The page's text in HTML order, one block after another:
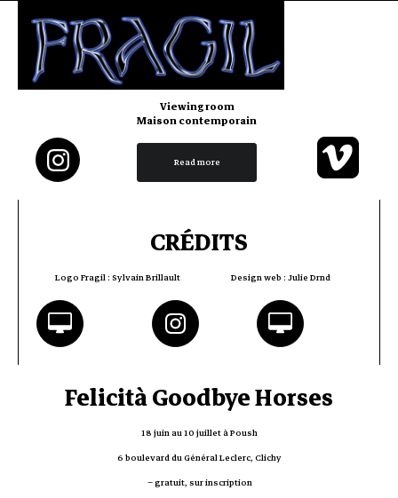
CONTACT
Sacha Rey
Viewing room
Maison contemporain
Read more
CRÉDITS
Logo Fragil : Sylvain Brillault Design web : Julie Drnd
Felicità Goodbye Horses
18 juin au 10 juillet à Poush
6 boulevard du Général Leclerc, Clichy
– gratuit, sur inscription